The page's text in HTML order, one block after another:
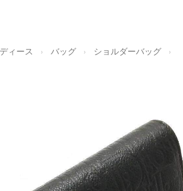
ィース バッグ ショルダーバッグ